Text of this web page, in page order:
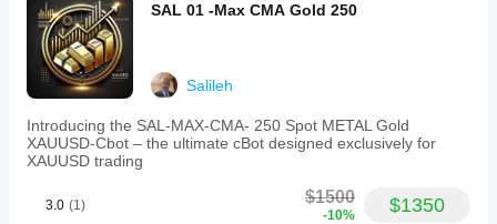
SAL 01 -Max CMA Gold 250
Salileh
Introducing the SAL-MAX-CMA- 250 Spot METAL Gold
XAUUSD-Cbot – the ultimate cBot designed exclusively for
XAUUSD trading
3.0 (1) $1500
-10% $1350